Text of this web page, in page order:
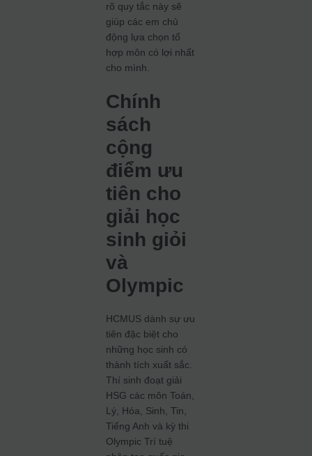
rõ quy tắc này sẽ
giúp các em chủ
động lựa chọn tổ
hợp môn có lợi nhất
cho mình.
Chính
sách
cộng
điểm ưu
tiên cho
giải học
sinh giỏi
và
Olympic
HCMUS dành sự ưu
tiên đặc biệt cho
những học sinh có
thành tích xuất sắc.
Thí sinh đoạt giải
HSG các môn Toán,
Lý, Hóa, Sinh, Tin,
Tiếng Anh và kỳ thi
Olympic Trí tuệ